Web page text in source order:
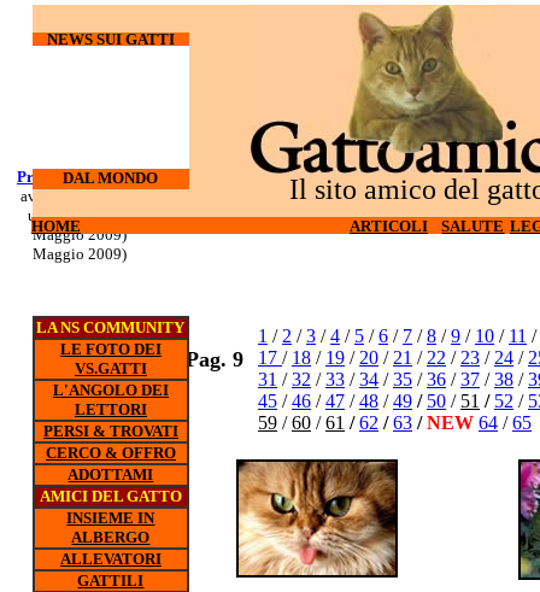
1 / 2 /3 /4 / 5 /6 / 7 /8 /9 / 10 / 11 /
17 / 18 / 19 / 20 / 21 / 22 / 23 / 24 /
31 /32 /33 /34 /35 /36 /37 /38 /
45 /46 /47 /48 / 49 / 50 / 51 / 52 /
59 / 60 / 61 / 62 / 63 /NEW 64 /65
HOME ARTICOLI SALUTE
Il sito amico del
DAL MONDO
NEWS SUI GATTI
HOME ARTICOLI SALUTE
LA NS COMMUNITY
LE FOTO DEI
VS.GATTI
L'ANGOLO DEI
LETTORI
PERSI & TROVATI
CERCO & OFFRO
ADOTTAMI
AMICI DEL GATTO
INSIEME IN
ALBERGO
ALLEVATORI
GATTILI
Pag. 9
Corso di
sopravvivenza
per gatti d'
appartamento (5
Maggio 2009)
Processo Docherty
aveva torturato ed
ucciso 3 gatti (6
Maggio 2009)